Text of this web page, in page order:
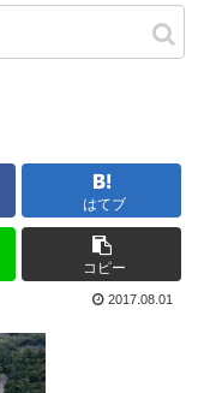
はてブ
コピー
2017.08.01